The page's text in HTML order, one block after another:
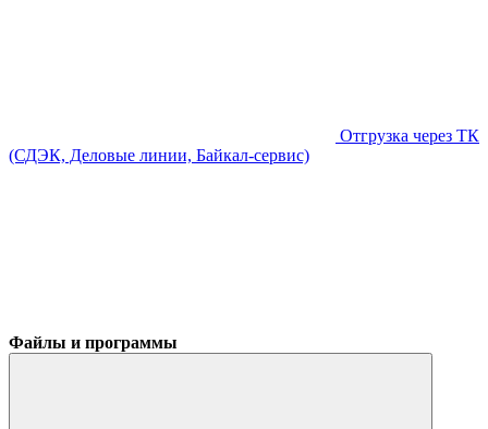
Отгрузка через ТК
(СДЭК, Деловые линии, Байкал-сервис)
Файлы и программы